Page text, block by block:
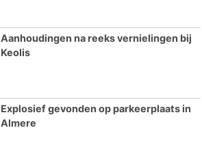
Aanhoudingen na reeks vernielingen bij
Keolis
Explosief gevonden op parkeerplaats in
Almere